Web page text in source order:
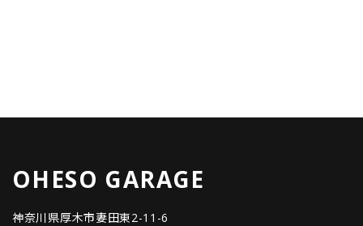
OHESO GARAGE
神奈川県厚木市妻田東2-11-6